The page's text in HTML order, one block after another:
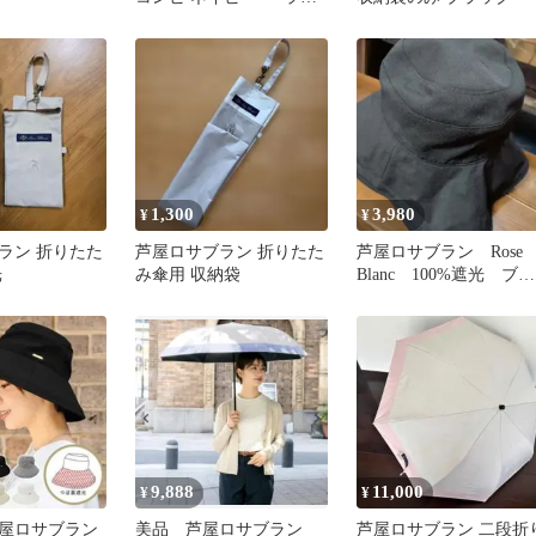
（50cm）
ン 折りたた
¥ 1,300
芦屋ロサブラン 折りたた
み傘用 収納袋
¥3,980
芦屋ロサブラン Rose
Blanc 100%遮光 ブラ
ロサブラン
¥9,888
美品 芦屋ロサブラン
¥ 11,000
芦屋ロサブラン 二段折